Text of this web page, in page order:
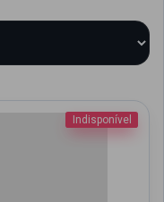
Indisponível